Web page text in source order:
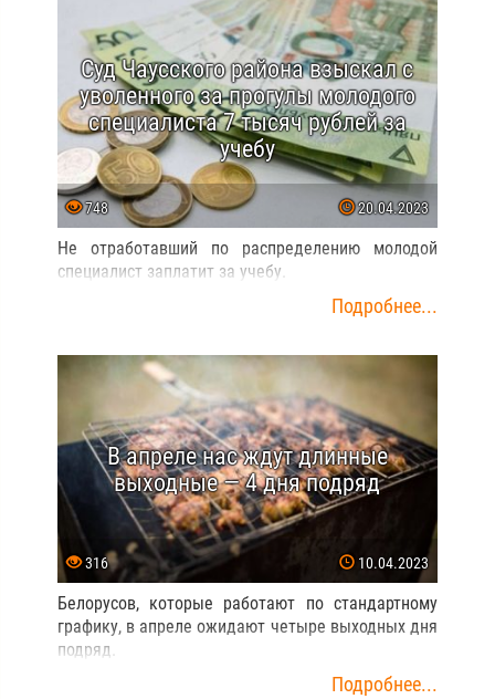
Суд Чаусского района взыскал с
уволенного за прогулы молодого
специалиста 7 тысяч рублей за
учебу
748 20.04.2023
Не отработавший по распределению молодой
специалист заплатит за учебу.
Подробнее...
В апреле нас ждут длинные
выходные — 4 дня подряд
316 10.04.2023
Белорусов, которые работают по стандартному
графику, в апреле ожидают четыре выходных дня
подряд.
Подробнее...